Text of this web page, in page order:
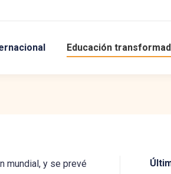
Educación
mundial, y se prevé